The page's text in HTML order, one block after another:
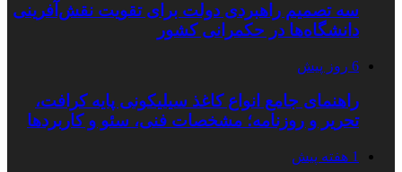
سه تصمیم راهبردی دولت برای تقویت نقش‌آفرینی
دانشگاه‌ها در حکمرانی کشور
6 روز پیش
راهنمای جامع انواع کاغذ سیلیکونی پایه کرافت،
تحریر و روزنامه؛ مشخصات فنی، سئو و کاربردها
1 هفته پیش